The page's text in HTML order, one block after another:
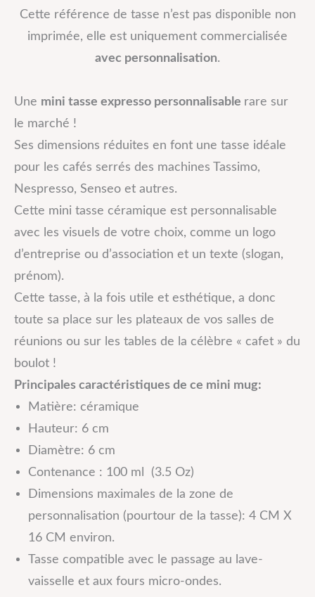
Cette référence de tasse n’est pas disponible non
imprimée, elle est uniquement commercialisée
avec personnalisation.
Une mini tasse expresso personnalisable rare sur
le marché !
Ses dimensions réduites en font une tasse idéale
pour les cafés serrés des machines Tassimo,
Nespresso, Senseo et autres.
Cette mini tasse céramique est personnalisable
avec les visuels de votre choix, comme un logo
d’entreprise ou d’association et un texte (slogan,
prénom).
Cette tasse, à la fois utile et esthétique, a donc
toute sa place sur les plateaux de vos salles de
réunions ou sur les tables de la célèbre « cafet » du
boulot !
Principales caractéristiques de ce mini mug:
Matière: céramique
Hauteur: 6 cm
Diamètre: 6 cm
Contenance : 100 ml (3.5 Oz)
Dimensions maximales de la zone de
personnalisation (pourtour de la tasse): 4 CM X
16 CM environ.
Tasse compatible avec le passage au lave-
vaisselle et aux fours micro-ondes.